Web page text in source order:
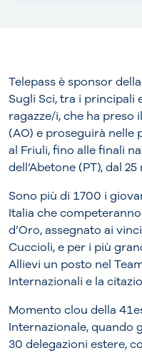
Telepass è sponsor
Sugli Sci, tra i principali
ragazze/i, che ha preso
(AO) e proseguirà nelle
al Friuli, fino alle finali
dell’Abetone (PT), dal
Sono più di 1700 i
Italia che
d’Oro, assegnato ai
Cuccioli, e per i più
Allievi un posto nel
Internazionali e la
Momento clou della
Internazionale, quando
30 delegazioni estere,